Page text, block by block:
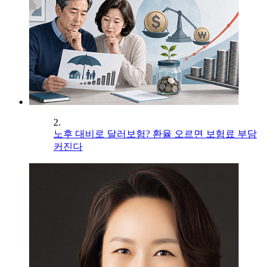
2.
노후 대비로 달러보험? 환율 오르면 보험료 부담
커진다